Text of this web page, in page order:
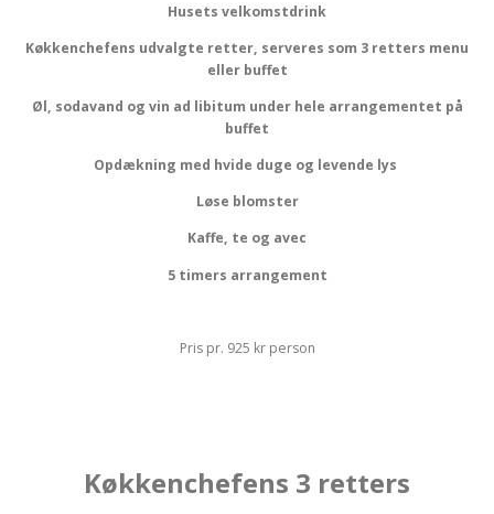
Husets velkomstdrink
Køkkenchefens udvalgte retter, serveres som 3 retters menu
eller buffet
Øl, sodavand og vin ad libitum under hele arrangementet på
buffet
Opdækning med hvide duge og levende lys
Løse blomster
Kaffe, te og avec
5 timers arrangement
Pris pr. 925 kr person
Køkkenchefens 3 retters